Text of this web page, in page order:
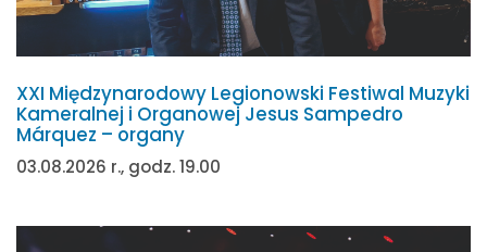
XXI Międzynarodowy Legionowski Festiwal Muzyki
Kameralnej i Organowej Jesus Sampedro
Márquez – organy
03.08.2026 r., godz. 19.00